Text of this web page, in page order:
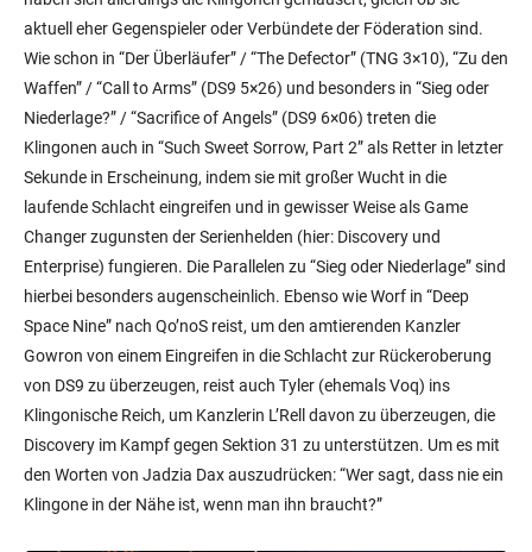
aktuell eher Gegenspieler oder Verbündete der Föderation sind.
Wie schon in “Der Überläufer” / “The Defector” (TNG 3×10), “Zu den
Waffen” / “Call to Arms” (DS9 5×26) und besonders in “Sieg oder
Niederlage?” / “Sacrifice of Angels” (DS9 6×06) treten die
Klingonen auch in “Such Sweet Sorrow, Part 2” als Retter in letzter
Sekunde in Erscheinung, indem sie mit großer Wucht in die
laufende Schlacht eingreifen und in gewisser Weise als Game
Changer zugunsten der Serienhelden (hier: Discovery und
Enterprise) fungieren. Die Parallelen zu “Sieg oder Niederlage” sind
hierbei besonders augenscheinlich. Ebenso wie Worf in “Deep
Space Nine” nach Qo’noS reist, um den amtierenden Kanzler
Gowron von einem Eingreifen in die Schlacht zur Rückeroberung
von DS9 zu überzeugen, reist auch Tyler (ehemals Voq) ins
Klingonische Reich, um Kanzlerin L’Rell davon zu überzeugen, die
Discovery im Kampf gegen Sektion 31 zu unterstützen. Um es mit
den Worten von Jadzia Dax auszudrücken: “Wer sagt, dass nie ein
Klingone in der Nähe ist, wenn man ihn braucht?”